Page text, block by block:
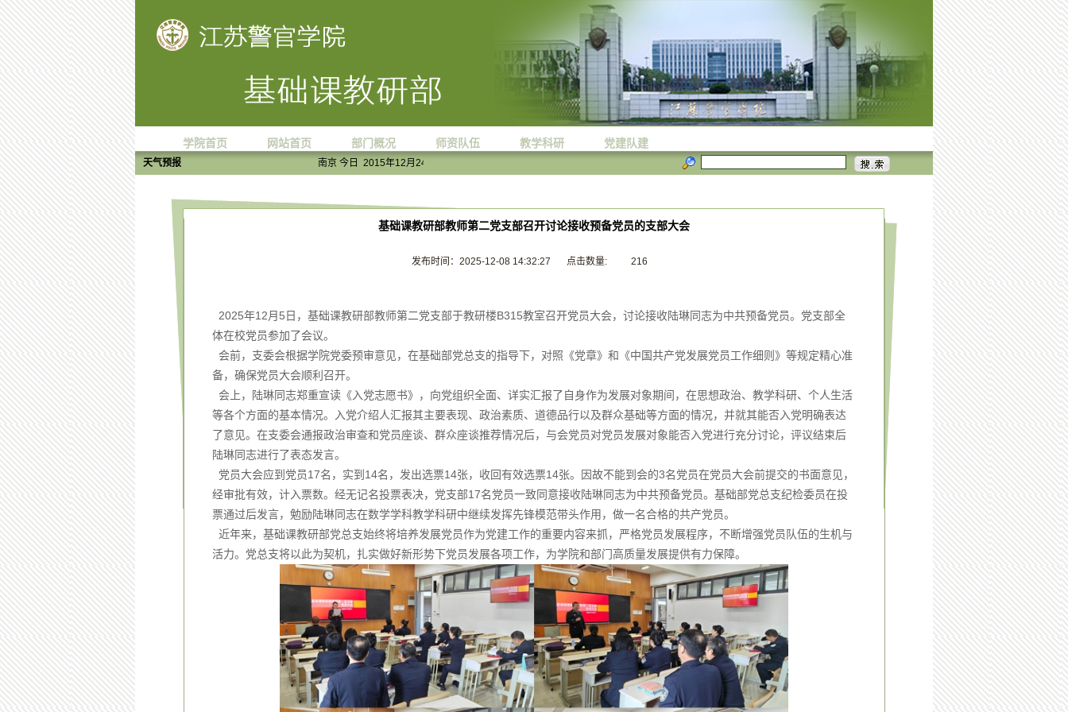
学院首页 网站首页 部门概况 师资队伍 教学科研 党建队建
天气预报 南京今日 2015年12月24日 星期四 小雨 东北风4-5级 3℃/8℃
基础课教研部教师第二党支部召开讨论接收预备党员的支部大会
发布时间：2025-12-08 14:32:27 点击数量: 216
2025年12月5日，基础课教研部教师第二党支部于教研楼B315教室召开党员大会，讨论接收陆琳同志为中共预备党员。党支部全
体在校党员参加了会议。
会前，支委会根据学院党委预审意见，在基础部党总支的指导下，对照《党章》和《中国共产党发展党员工作细则》等规定精心准
备，确保党员大会顺利召开。
会上，陆琳同志郑重宣读《入党志愿书》，向党组织全面、详实汇报了自身作为发展对象期间，在思想政治、教学科研、个人生活
等各个方面的基本情况。入党介绍人汇报其主要表现、政治素质、道德品行以及群众基础等方面的情况，并就其能否入党明确表达
了意见。在支委会通报政治审查和党员座谈、群众座谈推荐情况后，与会党员对党员发展对象能否入党进行充分讨论，评议结束后
陆琳同志进行了表态发言。
党员大会应到党员17名，实到14名，发出选票14张，收回有效选票14张。因故不能到会的3名党员在党员大会前提交的书面意见，
经审批有效，计入票数。经无记名投票表决，党支部17名党员一致同意接收陆琳同志为中共预备党员。基础部党总支纪检委员在投
票通过后发言，勉励陆琳同志在数学学科教学科研中继续发挥先锋模范带头作用，做一名合格的共产党员。
近年来，基础课教研部党总支始终将培养发展党员作为党建工作的重要内容来抓，严格党员发展程序，不断增强党员队伍的生机与
活力。党总支将以此为契机，扎实做好新形势下党员发展各项工作，为学院和部门高质量发展提供有力保障。